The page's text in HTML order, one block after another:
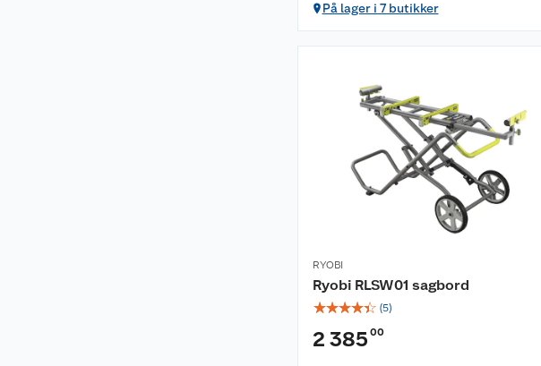
På lager i 7 butikker
RYOBI
Ryobi RLSW01 sagbord
☆☆☆☆☆ (5)
2 385 00